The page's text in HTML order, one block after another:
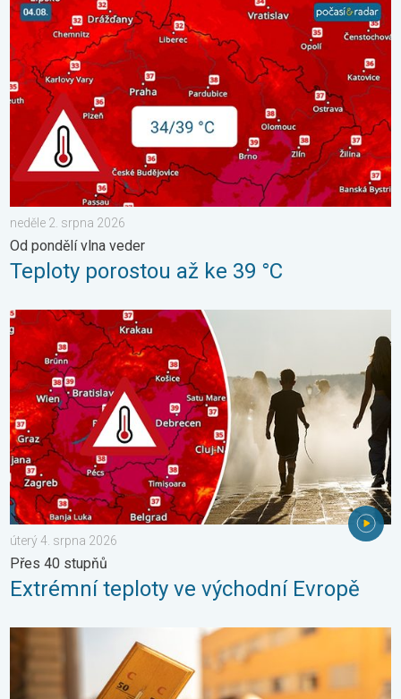
neděle 2. srpna 2026
Od pondělí vlna veder
Teploty porostou až ke 39 °C
Extrémní teploty ve východní Evropě. Přes 40 stupňů. . . úterý
úterý 4. srpna 2026
Přes 40 stupňů
Extrémní teploty ve východní Evropě
Meteorologické okénko: Vlna veder. Tropické teploty. . .